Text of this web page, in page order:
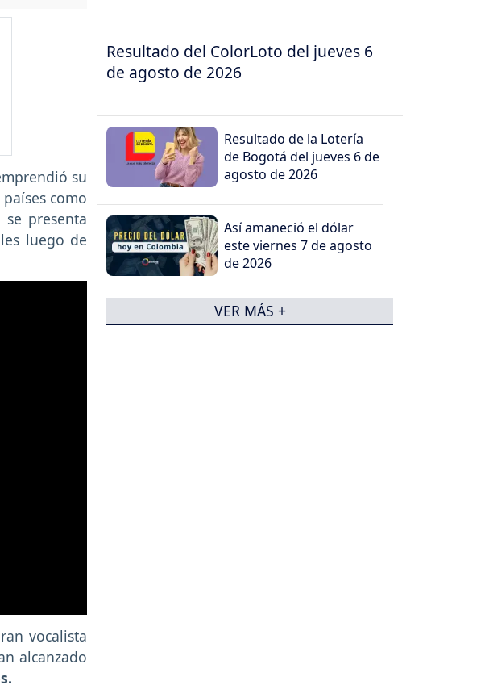
su
como
presenta
luego de
vocalista
alcanzado
Resultado del ColorLoto del jueves 6
de agosto de 2026
Resultado de la Lotería
de Bogotá del jueves 6 de
agosto de 2026
Así amaneció el dólar
este viernes 7 de agosto
de 2026
VER MÁS +